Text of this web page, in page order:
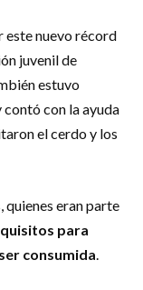
este nuevo récord
juvenil de
estuvo
contó con la ayuda
el cerdo y los
quienes eran parte
para
consumida